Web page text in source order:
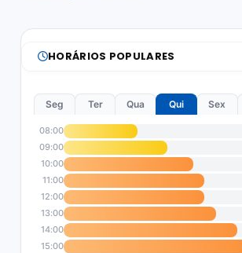
HORÁRIOS POPULARES
Seg Ter Qua Qui Sex
08:00
09:00
10:00
11:00
12:00
13:00
14:00
15:00